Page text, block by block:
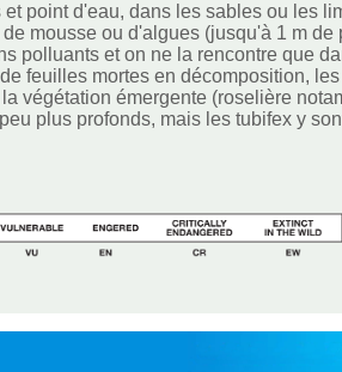
point d'eau, dans les sables ou les
mousse ou d'algues (jusqu'à 1 m de
polluants et on ne la rencontre que
feuilles mortes en décomposition,
végétation émergente (roselière
plus profonds, mais les tubifex y